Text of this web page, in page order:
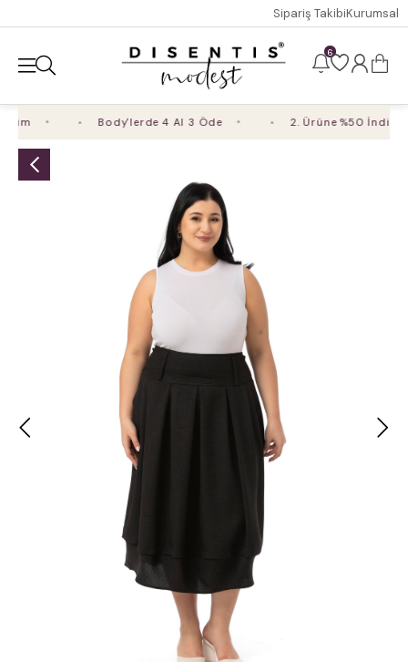
Sipariş TakibiKurumsal
6
Body'lerde 4 Al 3 Öde 2. Ürüne %50 İndirim